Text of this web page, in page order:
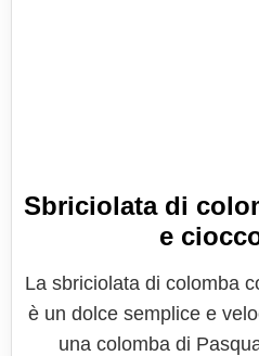
Sbriciolata di
e
La sbriciolata di colomba
è un dolce semplice e
una colomba di